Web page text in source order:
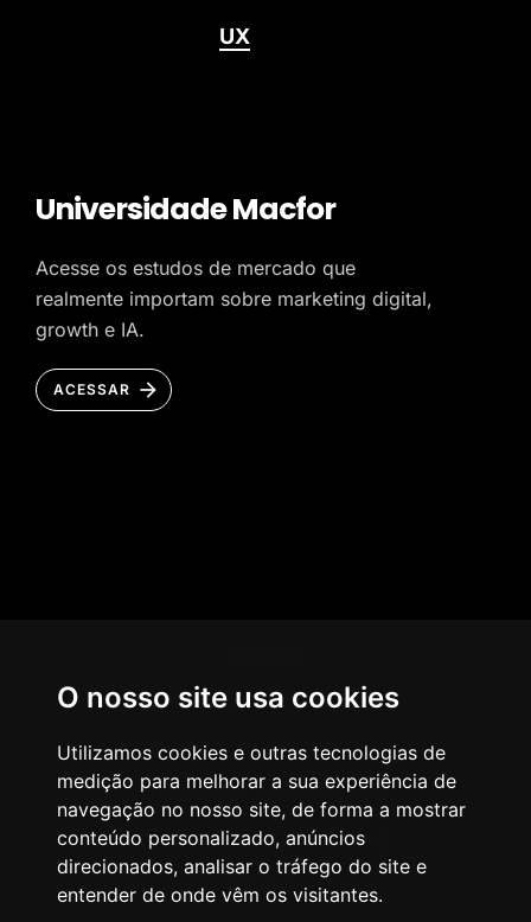
O nosso site usa cookies
Utilizamos cookies e outras tecnologias de
medição para melhorar a sua experiência de
navegação no nosso site, de forma a mostrar
conteúdo personalizado, anúncios
direcionados, analisar o tráfego do site e
entender de onde vêm os visitantes.
UX
Universidade Macfor
Acesse os estudos de mercado que
realmente importam sobre marketing digital,
growth e IA.
ACESSAR
AGÊNCIA
COMO PENSAMOS
NOSSOS SERVIÇOS
CASES & CLIENTES
BLOG